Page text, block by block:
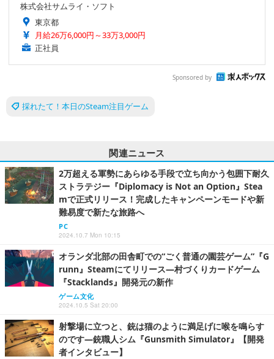
株式会社サムライ・ソフト
東京都
月給26万6,000円～33万3,000円
正社員
Sponsored by
採れたて！本日のSteam注目ゲーム
関連ニュース
2万超える軍勢にあらゆる手段で立ち向かう包囲下耐久
ストラテジー『Diplomacy is Not an Option』Stea
mで正式リリース！完成したキャンペーンモードや新
難易度で新たな旅路へ
PC
2024.10.7 Mon 10:15
オランダ北部の田舎町での“ごく普通の園芸ゲーム”『G
runn』Steamにてリリース―村づくりカードゲーム
『Stacklands』開発元の新作
ゲーム文化
2024.10.5 Sat 20:00
射撃場に立つと、銃は猫のように満足げに喉を鳴らす
のです―銃職人シム『Gunsmith Simulator』【開発
者インタビュー】